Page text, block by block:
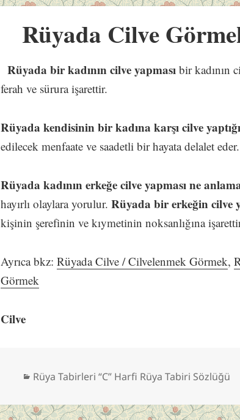
Rüyada Cilve
Rüyada bir kadının cilve yapması bir kadının
ferah ve sürura işarettir.
Rüyada kendisinin bir kadına karşı cilve
edilecek menfaate ve saadetli bir hayata delalet eder.
Rüyada kadının erkeğe cilve yapmasıne
hayırlı olaylara yorulur.Rüyada bir erkeğin cilve
kişinin şerefinin ve kıymetinin noksanlığına
Ayrıca bkz:Rüyada Cilve / Cilvelenmek Görmek,
Görmek
Cilve
Kategoriler
Rüya Tabirleri “C” Harfi Rüya Tabiri Sözlüğü